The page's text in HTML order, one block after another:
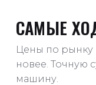
САМЫЕ
Цены по рынку
новее. Точную
машину.